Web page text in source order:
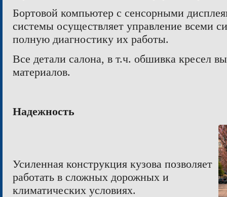
Бортовой компьютер с сенсорными
системы осуществляет управление всеми
полную диагностику их работы.
Все детали салона, в т.ч. обшивка кресел
материалов.
Надежность
Усиленная конструкция кузова позволяет
работать в сложных дорожных и
климатических условиях.